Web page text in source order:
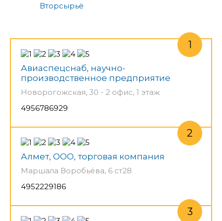
Вторсырьё
Авиаспецснаб, научно-
производственное предприятие
Новорогожская, 30 - 2 офис, 1 этаж
4956786929
Алмет, ООО, торговая компания
Маршала Воробьёва, 6 ст28
4952229186